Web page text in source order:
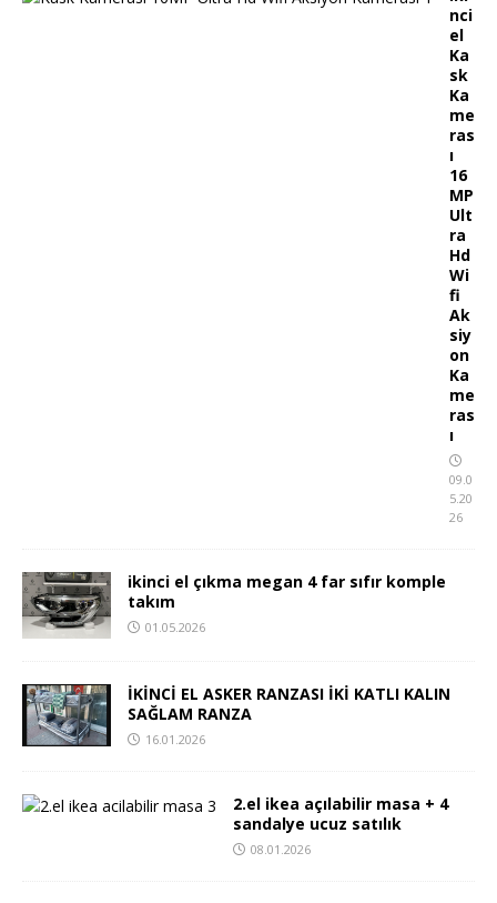
nci
el
Ka
sk
Ka
me
ras
ı
16
MP
Ult
ra
Hd
Wi
fi
Ak
siy
on
Ka
me
ras
ı
09.0
5.20
26
ikinci el çıkma megan 4 far sıfır komple
takım
01.05.2026
İKİNCİ EL ASKER RANZASI İKİ KATLI KALIN
SAĞLAM RANZA
16.01.2026
2.el ikea açılabilir masa + 4
sandalye ucuz satılık
08.01.2026